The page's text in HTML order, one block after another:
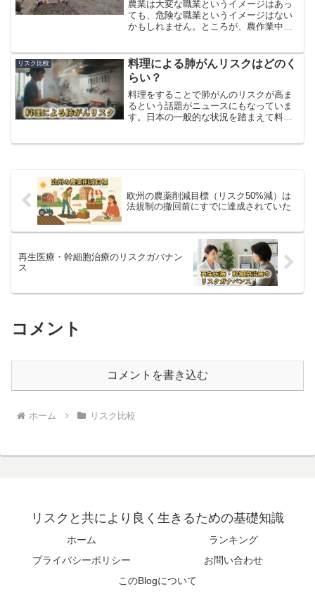
農業は大変な職業というイメージはあっ
ても、危険な職業というイメージはない
かもしれません。ところが、農作業中の
ています。業種別の死亡リスクでみても
他業種よりも高くなっています。この原
因は農家の高齢化にあると考えられま
す。
リスク比較
料理による肺がんリスクはどのく
らい？
料理をすることで肺がんのリスクが高ま
るという話題がニュースにもなっていま
す。日本の一般的な状況を踏まえて料理
欧州の農薬削減目標（リスク50%減）は
法規制の撤回前にすでに達成されていた
再生医療・幹細胞治療のリスクガバナン
ス
コメント
コメントを書き込む
ホーム リスク比較
リスクと共により良く生きるための基礎知識
ホーム
ランキング
プライバシーポリシー
お問い合わせ
このBlogについて